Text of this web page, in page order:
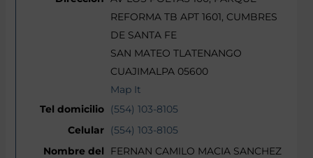
REFORMA TB APT 1601, CUMBRES
DE SANTA FE
SAN MATEO TLATENANGO
CUAJIMALPA 05600
Map It
(554) 103-8105
(554) 103-8105
FERNAN CAMILO MACIA SANCHEZ